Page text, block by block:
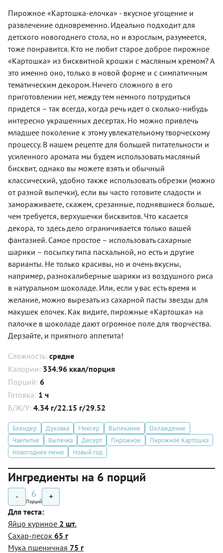
Пирожное «Картошка-елочка» - вкусное угощение и
развлечение одновременно. Идеально подходит для
детского новогоднего стола, но и взрослым, разумеется,
тоже понравится. Кто не любит старое доброе пирожное
«Картошка» из бисквитной крошки с масляным кремом? А
это именно оно, только в новой форме и с симпатичным
тематическим декором. Ничего сложного в его
приготовлении нет, между тем немного потрудиться
придется – так всегда, когда речь идет о сколько-нибудь
интересно украшенных десертах. Но можно привлечь
младшее поколение к этому увлекательному творческому
процессу. В нашем рецепте для большей питательности и
усиленного аромата мы будем использовать масляный
бисквит, однако вы можете взять и обычный
классический, удобно также использовать обрезки (можно
от разной выпечки), если вы часто готовите сладости и
замораживаете, скажем, срезанные, поднявшиеся больше,
чем требуется, верхушечки бисквитов. Что касается
декора, то здесь дело ограничивается только вашей
фантазией. Самое простое – использовать сахарные
шарики – посыпку типа пасхальной, но есть и другие
варианты. Не только красивы, но и очень вкусны,
например, разнокалиберные шарики из воздушного риса
в натуральном шоколаде. Или, если у вас есть время и
желание, можно вырезать из сахарной пасты звезды для
макушек елочек. Как видите, пирожные «Картошка» на
палочке в шоколаде дают огромное поле для творчества.
Дерзайте, и приятного аппетита!
Сложность: средне
Калории: 334.96 ккал/порция
Порций: 6
Готовка: 1 ч
Б/Ж/У: 4.34 г/22.15 г/29.52
Блендер Духовка Миксер Выпекание
Охлаждение
Чаепитие
Выпечка Десерт Пирожное
Пирожное Картошка
Новогоднее меню
Новый год
Ингредиенты на 6 порций
- 6
Порций +
Для теста:
Яйцо куриное 2 шт.
Сахар-песок 65 г
Мука пшеничная 75 г